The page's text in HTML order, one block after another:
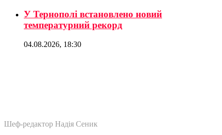
У Тернополі встановлено новий
температурний рекорд
04.08.2026, 18:30
Шеф-редактор Надія Сеник